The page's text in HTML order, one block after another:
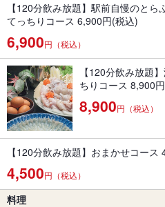
【120分飲み放題】駅前自慢のと
てっちりコース 6,900円(税込)
6,900円（税込）
【120分飲み放題
ちりコース 8,900
8,900円（税込）
【120分飲み放題】おまかせコース
4,500円（税込）
料理